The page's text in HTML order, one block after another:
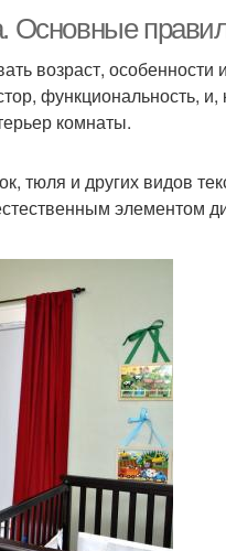
Основные
возраст, особенности
функциональность, и,
комнаты.
тюля и других видов
элементом